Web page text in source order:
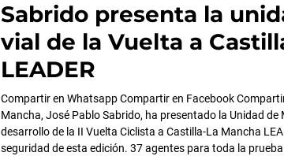
Sabrido presenta la
vial de la Vuelta a
LEADER
Compartir en Whatsapp Compartir en Facebook
Mancha, José Pablo Sabrido, ha presentado la Unidad de
desarrollo de la II Vuelta Ciclista a Castilla-La Mancha
seguridad de esta edición. 37 agentes para toda la